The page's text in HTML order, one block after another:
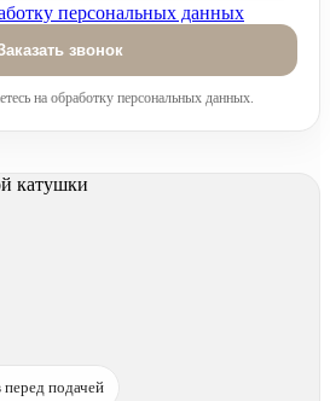
персональных данных
на обработку персональных данных.
подачей